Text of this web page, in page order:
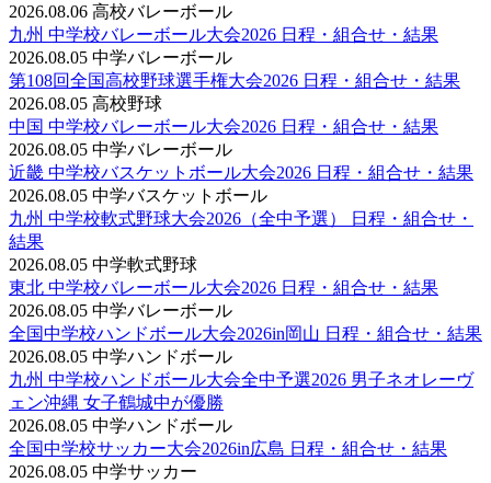
2026.08.06 高校バレーボール
九州 中学校バレーボール大会2026 日程・組合せ・結果
2026.08.05 中学バレーボール
第108回全国高校野球選手権大会2026 日程・組合せ・結果
2026.08.05 高校野球
中国 中学校バレーボール大会2026 日程・組合せ・結果
2026.08.05 中学バレーボール
近畿 中学校バスケットボール大会2026 日程・組合せ・結果
2026.08.05 中学バスケットボール
九州 中学校軟式野球大会2026（全中予選） 日程・組合せ・
結果
2026.08.05 中学軟式野球
東北 中学校バレーボール大会2026 日程・組合せ・結果
2026.08.05 中学バレーボール
全国中学校ハンドボール大会2026in岡山 日程・組合せ・結果
2026.08.05 中学ハンドボール
九州 中学校ハンドボール大会全中予選2026 男子ネオレーヴ
ェン沖縄 女子鶴城中が優勝
2026.08.05 中学ハンドボール
全国中学校サッカー大会2026in広島 日程・組合せ・結果
2026.08.05 中学サッカー